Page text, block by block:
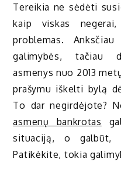
Tereikia ne sėdėti
kaip viskas
problemas.
galimybės, tačiau
asmenys nuo 2013
prašymu iškelti bylą
To dar negirdėjote?
asmenų bankrotas
situaciją, o
Patikėkite, tokia